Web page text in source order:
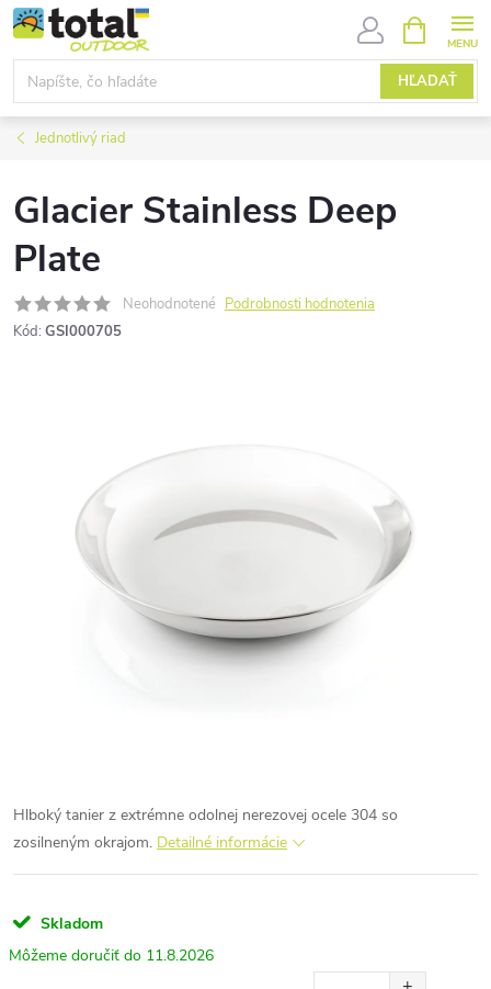
Prejsť
na
obsah
HĽADAŤ
KOŠÍK
Jednotlivý riad
Glacier Stainless Deep
Plate
Neohodnotené Podrobnosti hodnotenia
Kód: GSI000705
Hlboký tanier z extrémne odolnej nerezovej ocele 304 so
zosilneným okrajom. Detailné informácie
Skladom
11.8.2026